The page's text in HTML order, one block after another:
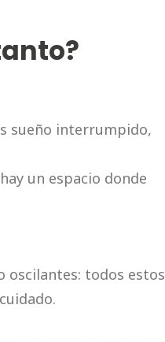
sueño interrumpido,
un espacio donde
oscilantes: todos estos